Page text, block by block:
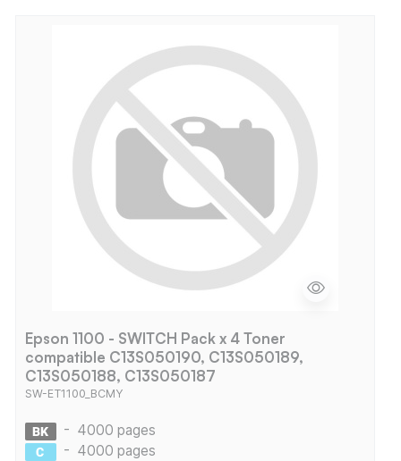
Epson 1100 - SWITCH Pack x 4 Toner
compatible C13S050190, C13S050189,
C13S050188, C13S050187
SW-ET1100_BCMY
- 4000 pages
- 4000 pages